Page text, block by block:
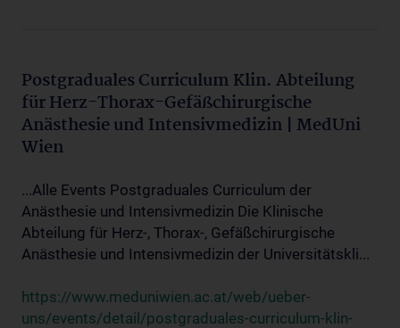
Postgraduales Curriculum Klin. Abteilung
für Herz-Thorax-Gefäßchirurgische
Anästhesie und Intensivmedizin | MedUni
Wien
...Alle Events Postgraduales Curriculum der
Anästhesie und Intensivmedizin Die Klinische
Abteilung für Herz-, Thorax-, Gefäßchirurgische
Anästhesie und Intensivmedizin der Universitätskli...
https://www.meduniwien.ac.at/web/ueber-
uns/events/detail/postgraduales-curriculum-klin-